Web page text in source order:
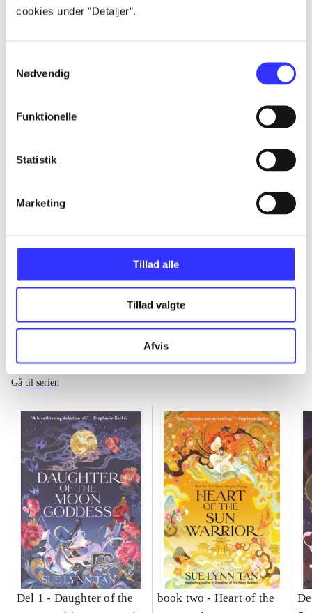
cookies under ”Detaljer”.
Nødvendig
Funktionelle
Statistik
Marketing
Tillad alle
Tillad valgte
Afvis
Artikler
...
...
...
...
...
The celestial kingdom duology
Gå til serien
Del 1 - Daughter of the
book two - Heart of the